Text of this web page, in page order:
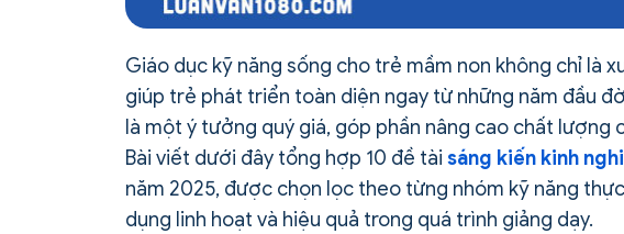
Giáo dục kỹ năng sống cho trẻ mầm non không chỉ là
giúp trẻ phát triển toàn diện ngay từ những năm đầu
là một ý tưởng quý giá, góp phần nâng cao chất
Bài viết dưới đây tổng hợp 10 đề tài sáng kiến kinh
năm 2025, được chọn lọc theo từng nhóm kỹ năng
dụng linh hoạt và hiệu quả trong quá trình giảng dạy.